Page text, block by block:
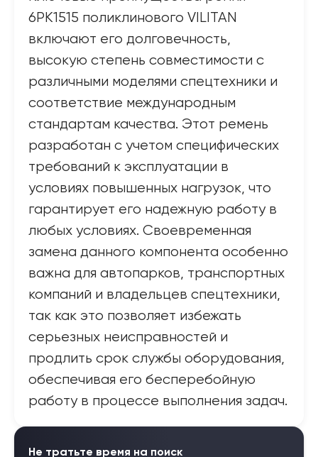
6PK1515 поликлинового VILITAN
включают его долговечность,
высокую степень совместимости с
различными моделями спецтехники и
соответствие международным
стандартам качества. Этот ремень
разработан с учетом специфических
требований к эксплуатации в
условиях повышенных нагрузок, что
гарантирует его надежную работу в
любых условиях. Своевременная
замена данного компонента особенно
важна для автопарков, транспортных
компаний и владельцев спецтехники,
так как это позволяет избежать
серьезных неисправностей и
продлить срок службы оборудования,
обеспечивая его бесперебойную
работу в процессе выполнения задач.
Не тратьте время на поиск